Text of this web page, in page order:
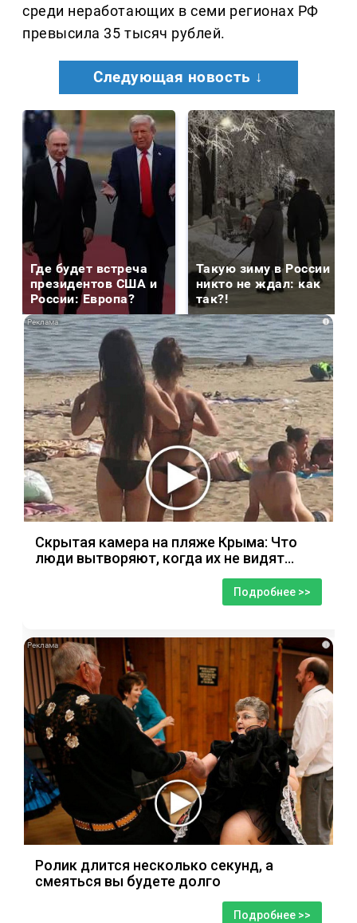
среди неработающих в семи регионах РФ
превысила 35 тысяч рублей.
Следующая новость ↓
Где будет встреча
президентов США и
России: Европа?
Такую зиму в России
никто не ждал: как
так?!
i
Скрытая камера на пляже Крыма: Что
люди вытворяют, когда их не видят...
Подробнее >>
i
Ролик длится несколько секунд, а
смеяться вы будете долго
Подробнее >>